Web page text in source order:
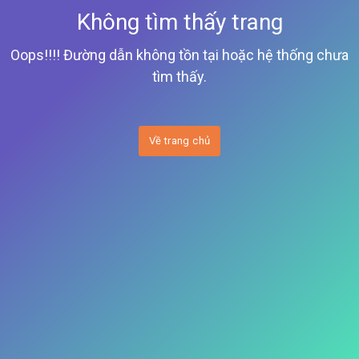
Không tìm thấy trang
Oops!!!! Đường dẫn không tồn tại hoặc hệ thống chưa
tìm thấy.
Về trang chủ